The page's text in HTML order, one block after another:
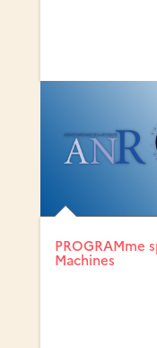
PROGRAMme
Machines